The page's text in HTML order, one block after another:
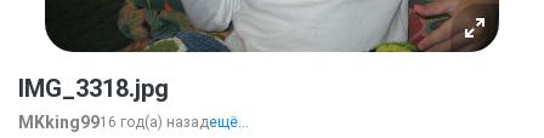
IMG_3318.jpg
MKking9916 год(а) назадещё...